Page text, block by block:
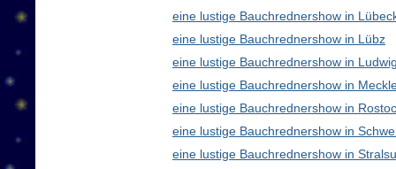
eine lustige Bauchrednershow in
eine lustige Bauchrednershow in Lübz
eine lustige Bauchrednershow in
eine lustige Bauchrednershow in
eine lustige Bauchrednershow in
eine lustige Bauchrednershow in
eine lustige Bauchrednershow in